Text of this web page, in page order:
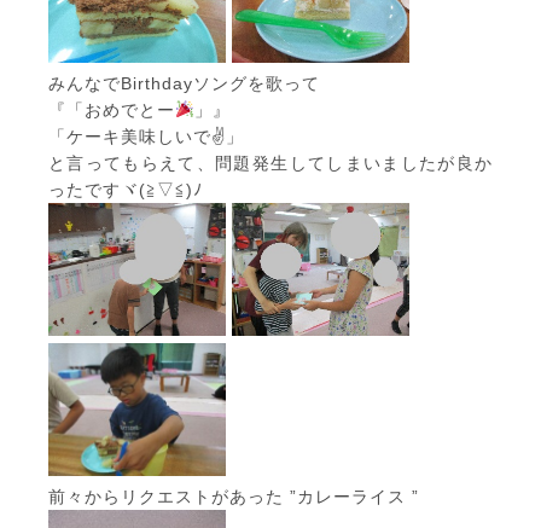
みんなでBirthdayソングを歌って
『「おめでとー
」』
「ケーキ美味しいで✌」
と言ってもらえて、問題発生してしまいましたが良か
ったですヾ(≧▽≦)ﾉ
前々からリクエストがあった ”カレーライス ”